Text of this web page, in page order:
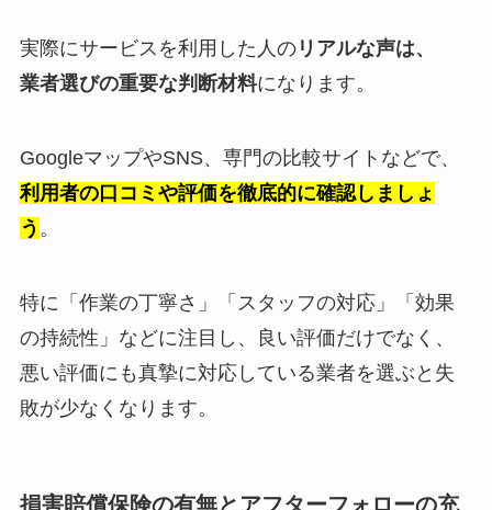
実際にサービスを利用した人のリアルな声は、
業者選びの重要な判断材料になります。
GoogleマップやSNS、専門の比較サイトなどで、
利用者の口コミや評価を徹底的に確認しましょ
う 。
特に「作業の丁寧さ」「スタッフの対応」「効果
の持続性」などに注目し、良い評価だけでなく、
悪い評価にも真摯に対応している業者を選ぶと失
敗が少なくなります。
損害賠償保険の有無とアフターフォローの充